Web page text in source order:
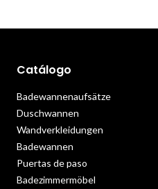
Catálogo
Badewannenaufsätze
Duschwannen
Wandverkleidungen
Badewannen
Puertas de paso
Badezimmermöbel